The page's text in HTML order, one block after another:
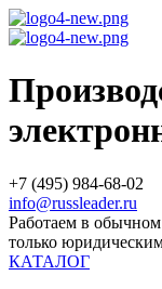
+7 (495) 984-68-02
info@russleader.ru
Работаем в
только
КАТАЛОГ